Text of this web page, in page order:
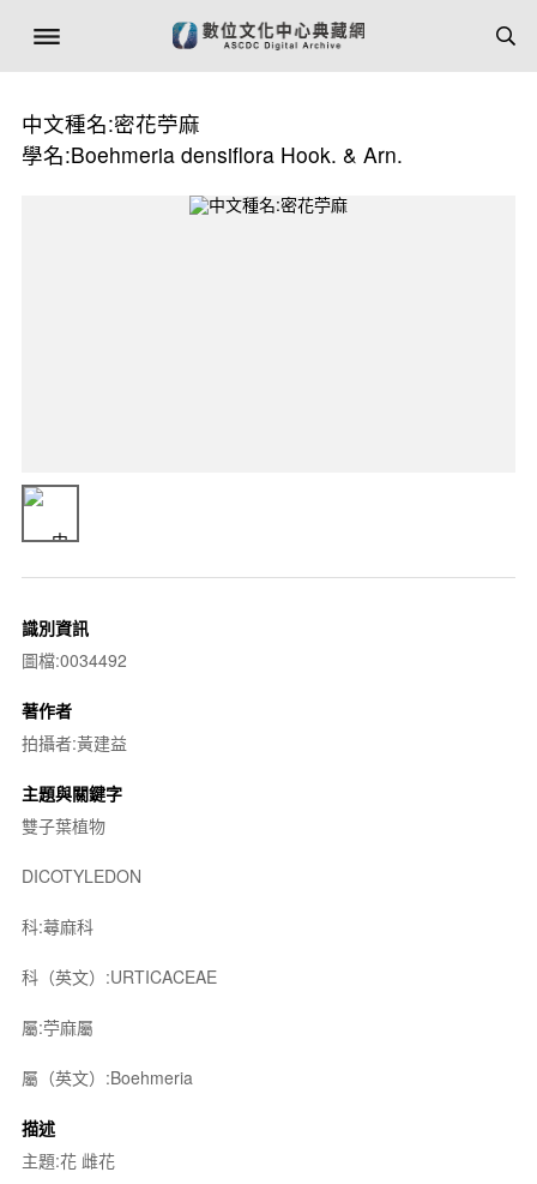
中文種名:密花苧麻
學名:Boehmeria densiflora Hook. & Arn.
識別資訊
圖檔:0034492
著作者
拍攝者:黃建益
主題與關鍵字
雙子葉植物
DICOTYLEDON
科:蕁麻科
科（英文）:URTICACEAE
屬:苧麻屬
屬（英文）:Boehmeria
描述
主題:花 雌花